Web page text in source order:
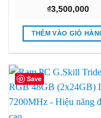
Cao
₫3,500,000
THÊM VÀO GIỎ
Save